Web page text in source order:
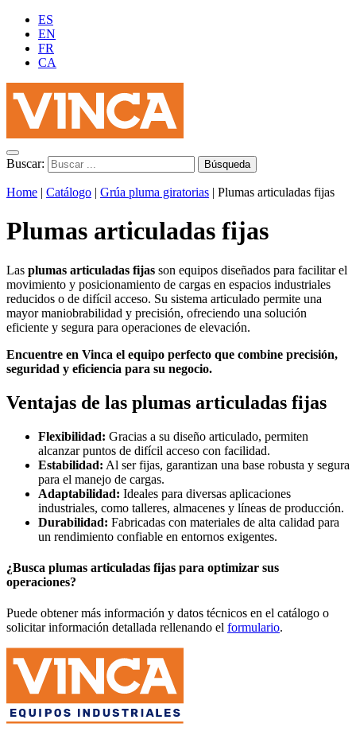
ES
EN
FR
CA
Buscar:
Home | Catálogo | Grúa pluma giratorias | Plumas articuladas fijas
Plumas articuladas fijas
Las plumas articuladas fijas son equipos diseñados para facilitar el
movimiento y posicionamiento de cargas en espacios industriales
reducidos o de difícil acceso. Su sistema articulado permite una
mayor maniobrabilidad y precisión, ofreciendo una solución
eficiente y segura para operaciones de elevación.
Encuentre en Vinca el equipo perfecto que combine precisión,
seguridad y eficiencia para su negocio.
Ventajas de las plumas articuladas fijas
Flexibilidad: Gracias a su diseño articulado, permiten
alcanzar puntos de difícil acceso con facilidad.
Estabilidad: Al ser fijas, garantizan una base robusta y segura
para el manejo de cargas.
Adaptabilidad: Ideales para diversas aplicaciones
industriales, como talleres, almacenes y líneas de producción.
Durabilidad: Fabricadas con materiales de alta calidad para
un rendimiento confiable en entornos exigentes.
¿Busca plumas articuladas fijas para optimizar sus
operaciones?
Puede obtener más información y datos técnicos en el catálogo o
solicitar información detallada rellenando el formulario.